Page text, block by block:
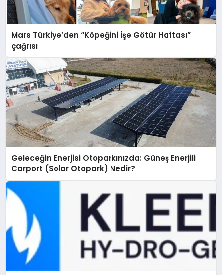
Mars Türkiye’den “Köpeğini İşe Götür Haftası”
çağrısı
Geleceğin Enerjisi Otoparkınızda: Güneş Enerjili
Carport (Solar Otopark) Nedir?